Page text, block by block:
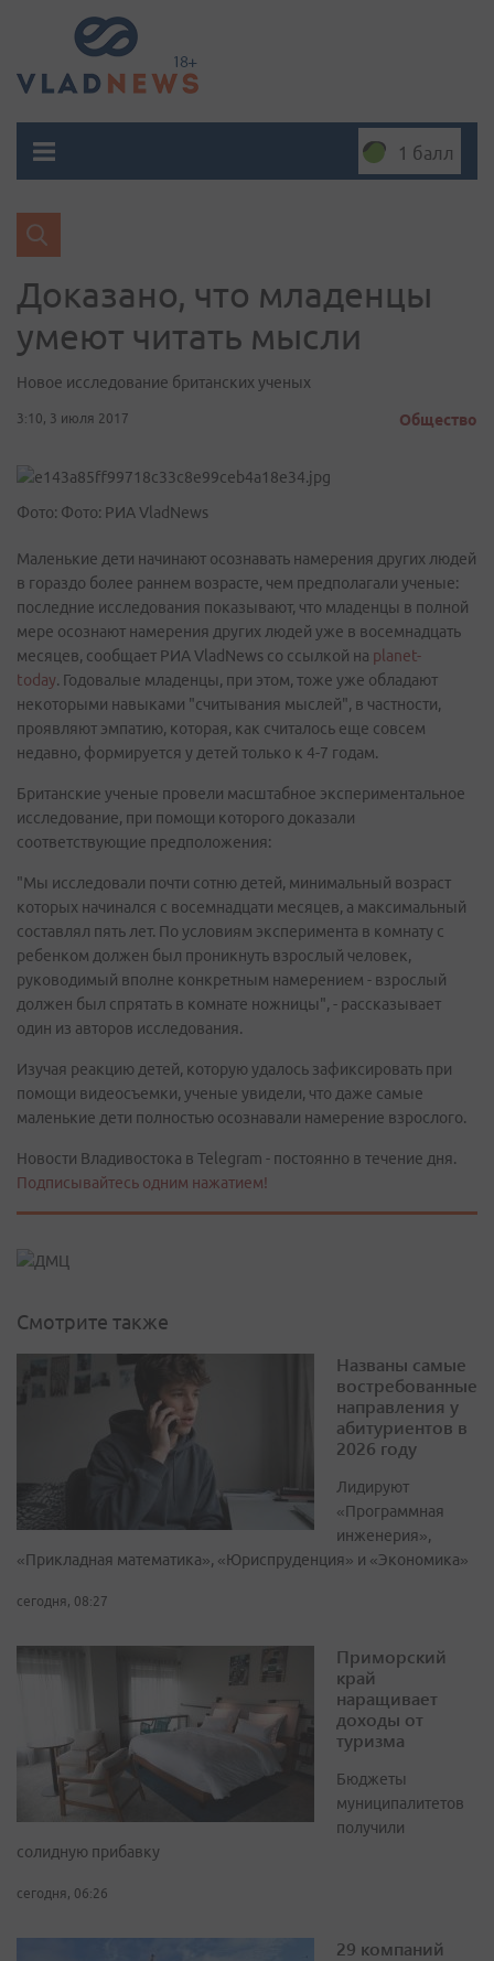
1 балл
Доказано, что младенцы
умеют читать мысли
Новое исследование британских ученых
3:10, 3 июля 2017 Общество
Фото: Фото: РИА VladNews
Маленькие дети начинают осознавать намерения других людей
в гораздо более раннем возрасте, чем предполагали ученые:
последние исследования показывают, что младенцы в полной
мере осознают намерения других людей уже в восемнадцать
месяцев, сообщает РИА VladNews со ссылкой на planet-
today. Годовалые младенцы, при этом, тоже уже обладают
некоторыми навыками "считывания мыслей", в частности,
проявляют эмпатию, которая, как считалось еще совсем
недавно, формируется у детей только к 4-7 годам.
Британские ученые провели масштабное экспериментальное
исследование, при помощи которого доказали
соответствующие предположения:
"Мы исследовали почти сотню детей, минимальный возраст
которых начинался с восемнадцати месяцев, а максимальный
составлял пять лет. По условиям эксперимента в комнату с
ребенком должен был проникнуть взрослый человек,
руководимый вполне конкретным намерением - взрослый
должен был спрятать в комнате ножницы", - рассказывает
один из авторов исследования.
Изучая реакцию детей, которую удалось зафиксировать при
помощи видеосъемки, ученые увидели, что даже самые
маленькие дети полностью осознавали намерение взрослого.
Новости Владивостока в Telegram - постоянно в течение дня.
Подписывайтесь одним нажатием!
Смотрите также
Названы самые
востребованные
направления у
абитуриентов в
2026 году
Лидируют
«Программная
инженерия»,
«Прикладная математика», «Юриспруденция» и «Экономика»
сегодня, 08:27
Приморский
край
наращивает
доходы от
туризма
Бюджеты
муниципалитетов
получили
солидную прибавку
сегодня, 06:26
29 компаний